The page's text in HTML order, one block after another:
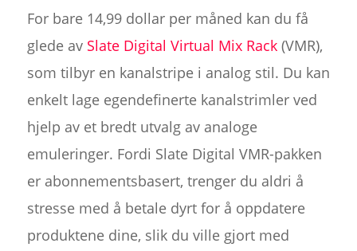
For bare 14,99 dollar per måned kan du få
glede av Slate Digital Virtual Mix Rack(VMR),
som tilbyr en kanalstripe i analog stil. Du kan
enkelt lage egendefinerte kanalstrimler ved
hjelp av et bredt utvalg av analoge
emuleringer. Fordi Slate Digital VMR-pakken
er abonnementsbasert, trenger du aldri å
stresse med å betale dyrt for å oppdatere
produktene dine, slik du ville gjort med